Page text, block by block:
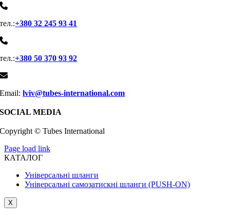
тел.:+380 32 245 93 41
тел.:+380 50 370 93 92
Email:lviv@tubes-international.com
SOCIAL MEDIA
Copyright © Tubes International
Page load link
КАТАЛОГ
Універсальні шланги
Універсальні самозатискні шланги (PUSH-ON)
X